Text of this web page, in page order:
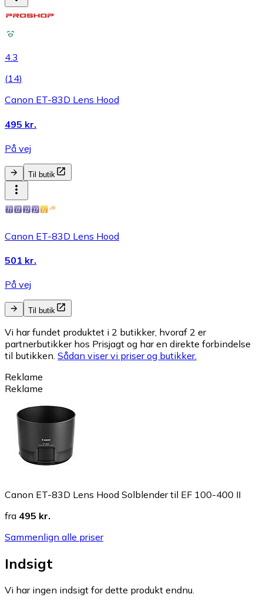
4.3
(14)
Canon ET-83D Lens Hood
495 kr.
På vej
Til butik
Canon ET-83D Lens Hood
501 kr.
På vej
Til butik
Vi har fundet produktet i 2 butikker, hvoraf 2 er
partnerbutikker hos Prisjagt og har en direkte forbindelse
til butikken. Sådan viser vi priser og butikker.
Reklame
Reklame
Canon ET-83D Lens Hood Solblender til EF 100-400 II
fra 495 kr.
Sammenlign alle priser
Indsigt
Vi har ingen indsigt for dette produkt endnu.